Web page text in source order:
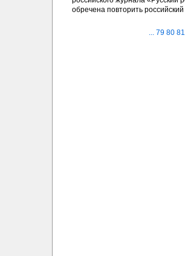
обречена повторить
... 79 80 81